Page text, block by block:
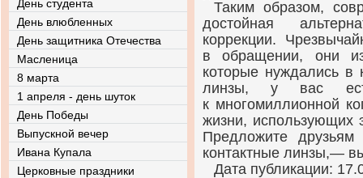
Таким образом,
достойная
коррекции.
в обращении, они
которые нуждались в
линзы, у вас есть
к многомиллионной
жизни, использующих
Предложите
контактные линзы,—
Дата публикации:
День студента
День влюбленных
День защитника Отечества
Масленица
8 марта
1 апреля - день шуток
День Победы
Выпускной вечер
Ивана Купала
Церковные праздники